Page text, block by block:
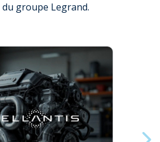
du groupe Legrand.